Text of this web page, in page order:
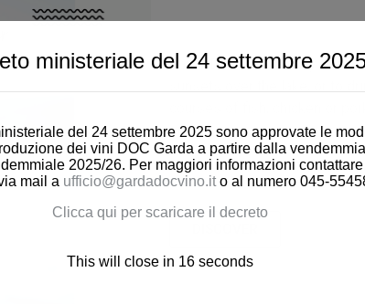
Garda DOC Chardonnay is
sunsets over the lake, or to
courses of fish, chicken or
sushi.
Discover Garda DOC
ministeriale del 24 settembre
del 24 settembre 2025 sono approvate le
dei vini DOC Garda a partire dalla
2025/26. Per maggiori informazioni
mail a ufficio@gardadocvino.it o al numero 045-
Clicca qui per scaricare il decreto
This will close in 16 seconds